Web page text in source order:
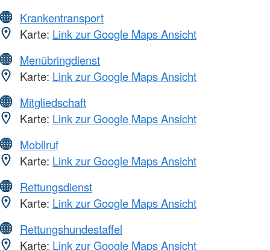
Krankentransport
Karte: Link zur Google Maps Ansicht
Menübringdienst
Karte: Link zur Google Maps Ansicht
Mitgliedschaft
Karte: Link zur Google Maps Ansicht
Mobilruf
Karte: Link zur Google Maps Ansicht
Rettungsdienst
Karte: Link zur Google Maps Ansicht
Rettungshundestaffel
Karte: Link zur Google Maps Ansicht